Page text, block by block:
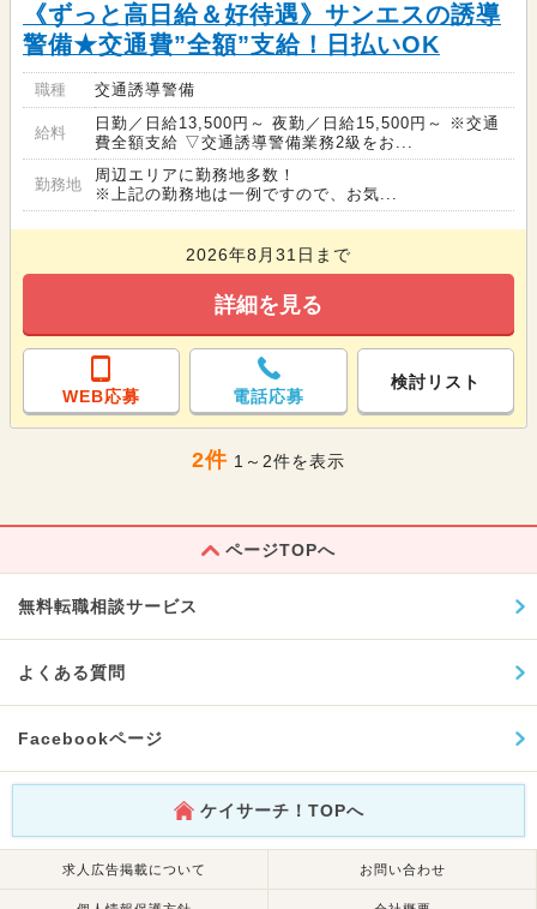
《ずっと高日給＆好待遇》サンエスの誘導
警備★交通費”全額”支給！日払いOK
職種 交通誘導警備
給料
日勤／日給13,500円～ 夜勤／日給15,500円～ ※交通
費全額支給 ▽交通誘導警備業務2級をお...
勤務地
周辺エリアに勤務地多数！
※上記の勤務地は一例ですので、お気...
2026年8月31日まで
詳細を見る
WEB応募 電話応募
検討リスト
2件 1～2件を表示
ページTOPへ
無料転職相談サービス
よくある質問
Facebookページ
ケイサーチ！TOPへ
求人広告掲載について お問い合わせ